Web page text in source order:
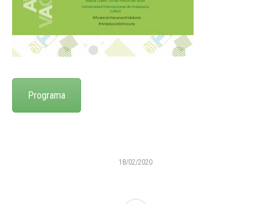
Programa
18/02/2020